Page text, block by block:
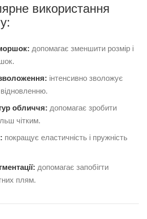
використання
допомагає зменшити розмір і
інтенсивно зволожує
відновленню.
обличчя: допомагає зробити
чітким.
покращує еластичність і пружність
допомагає запобігти
плям.